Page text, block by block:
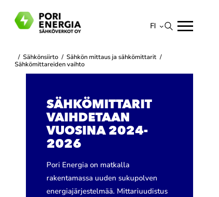
Siirry
sisältöön
FI
/ Sähkönsiirto / Sähkön mittaus ja sähkömittarit /
Sähkömittareiden vaihto
SÄHKÖMITTARIT
VAIHDETAAN
VUOSINA 2024-
2026
Pori Energia on matkalla
rakentamassa uuden sukupolven
energiajärjestelmää. Mittariuudistus